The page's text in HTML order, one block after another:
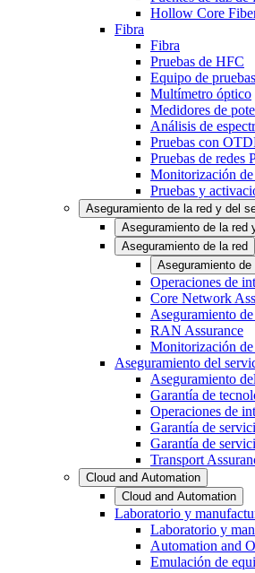
Hollow Core
Fibra
Fibra
Pruebas de HFC
Equipo de
Multímetro óptico
Medidores de
Análisis de
Pruebas con
Pruebas de redes
Monitorización
Pruebas y
Aseguramiento de la red y del
Aseguramiento de la red
Aseguramiento de la red
Aseguramiento de
Operaciones de
Core Network
Aseguramiento
RAN Assurance
Monitorización
Aseguramiento del
Aseguramiento
Garantía de
Operaciones de
Garantía de
Garantía de
Transport
Cloud and Automation
Cloud and Automation
Laboratorio y
Laboratorio y
Automation and
Emulación de